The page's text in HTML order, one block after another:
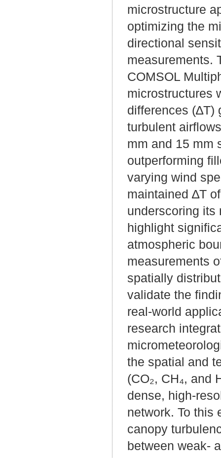
microstructure
optimizing the
directional
measurements.
COMSOL
microstructures
differences (∆T)
turbulent
mm and 15 mm
outperforming
varying wind
maintained ∆T
underscoring its
highlight
atmospheric
measurements
spatially
validate the
real-world
research
the spatial and
(CO₂, CH₄, and
dense, high-
network. To this
canopy
between weak-